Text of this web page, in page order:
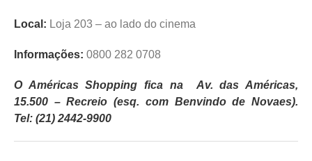
Local: Loja 203 – ao lado do cinema
Informações: 0800 282 0708
O Américas Shopping fica na Av. das Américas,
15.500 – Recreio (esq. com Benvindo de Novaes).
Tel: (21) 2442-9900